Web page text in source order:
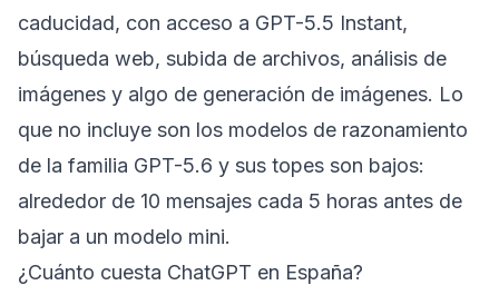
caducidad, con acceso a GPT-5.5 Instant,
búsqueda web, subida de archivos, análisis de
imágenes y algo de generación de imágenes. Lo
que no incluye son los modelos de razonamiento
de la familia GPT-5.6 y sus topes son bajos:
alrededor de 10 mensajes cada 5 horas antes de
bajar a un modelo mini.
¿Cuánto cuesta ChatGPT en España?